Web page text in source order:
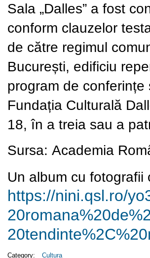
Sala „Dalles” a fost
conform clauzelor
de către regimul
București, edificiu
program de
Fundația Culturală
18, în a treia sau a
Sursa: Academia
Un album cu
https://nini.qsl.ro/
Category: Cultura